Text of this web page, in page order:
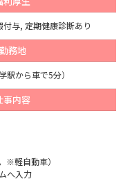
与, 定期健康診断あり
勤務地
駅から車で5分）
事内容
※軽自動車）
へ入力